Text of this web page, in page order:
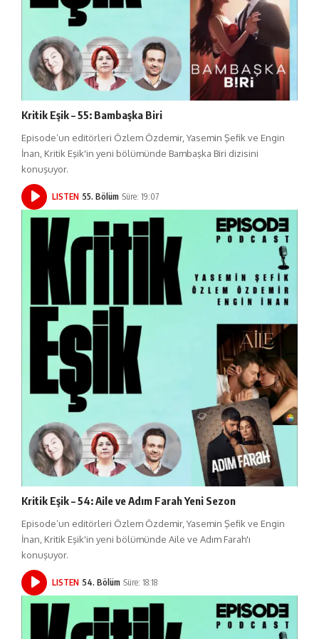
Kritik Eşik – 55: Bambaşka Biri
Episode’un editörleri Özlem Özdemir, Yasemin Şefik ve Engin
İnan, Kritik Eşik'in yeni bölümünde Bambaşka Biri dizisini
konuşuyor.
LISTEN 55. Bölüm Süre: 19:07
Kritik Eşik – 54: Aile ve Adım Farah Yeni Sezon
Episode’un editörleri Özlem Özdemir, Yasemin Şefik ve Engin
İnan, Kritik Eşik'in yeni bölümünde Aile ve Adım Farah'ı
konuşuyor.
LISTEN 54. Bölüm Süre: 18:18